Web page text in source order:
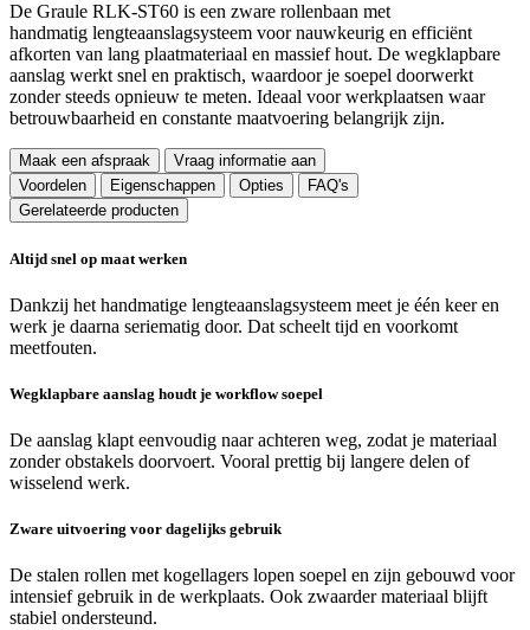
De Graule RLK-ST60 is een zware rollenbaan met
handmatig lengteaanslagsysteem voor nauwkeurig en efficiënt
afkorten van lang plaatmateriaal en massief hout. De wegklapbare
aanslag werkt snel en praktisch, waardoor je soepel doorwerkt
zonder steeds opnieuw te meten. Ideaal voor werkplaatsen waar
betrouwbaarheid en constante maatvoering belangrijk zijn.
Maak een afspraak
Vraag informatie aan
Voordelen
Eigenschappen Opties
FAQ's
Gerelateerde producten
Altijd snel op maat werken
Dankzij het handmatige lengteaanslagsysteem meet je één keer en
werk je daarna seriematig door. Dat scheelt tijd en voorkomt
meetfouten.
Wegklapbare aanslag houdt je workflow soepel
De aanslag klapt eenvoudig naar achteren weg, zodat je materiaal
zonder obstakels doorvoert. Vooral prettig bij langere delen of
wisselend werk.
Zware uitvoering voor dagelijks gebruik
De stalen rollen met kogellagers lopen soepel en zijn gebouwd voor
intensief gebruik in de werkplaats. Ook zwaarder materiaal blijft
stabiel ondersteund.